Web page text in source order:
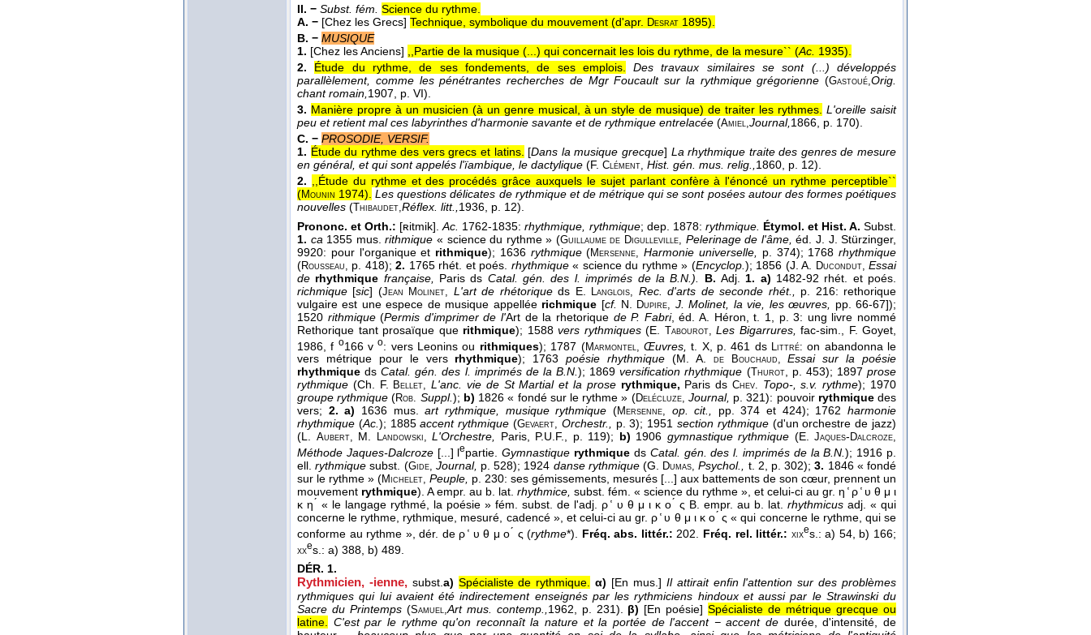
II. − Subst. fém. Science du rythme.
A. − [Chez les Grecs] Technique, symbolique du mouvement (d'apr. Desrat 1895).
B. − MUSIQUE
1. [Chez les Anciens] ,,Partie de la musique (...) qui concernait les lois du rythme, de la mesure`` (Ac. 1935).
2.
Étude du rythme, de ses fondements, de ses emplois.
Des travaux similaires se sont (...) développés
parallèlement, comme les pénétrantes recherches de Mgr Foucault sur la rythmique grégorienne (Gastoué, Orig.
chant romain, 1907 , p. VI).
3. Manière propre à un musicien (à un genre musical, à un style de musique) de traiter les rythmes. L'oreille saisit
peu et retient mal ces labyrinthes d'harmonie savante et de rythmique entrelacée (Amiel, Journal, 1866 , p. 170).
C. − PROSODIE, VERSIF.
1. Étude du rythme des vers grecs et latins. [Dans la musique grecque] La rhythmique traite des genres de mesure
en général, et qui sont appelés l'ïambique, le dactylique (F. Clément Hist. gén. mus. relig., 1860 , p. 12).
2.
,,Étude du rythme et des procédés grâce auxquels le sujet parlant confère à l'énoncé un rythme perceptible``
(Mounin 1974). Les questions délicates de rythmique et de métrique qui se sont posées autour des formes poétiques
nouvelles (Thibaudet, Réflex. litt., 1936 , p. 12).
Prononc. et Orth.: [ʀitmik].Ac. 1762-1835:rhythmique, rythmique; dep. 1878: rythmique. Étymol. et Hist. A.Subst.
1. ca 1355 mus.rithmique « science du rythme » (Guillaume de Digulleville, Pelerinage de l'âme,éd. J. J. Stürzinger,
9920: pour l'organique et rithmique); 1636 rythmique(Mersenne,Harmonie universelle, p. 374); 1768rhythmique
(Rousseau, p. 418);2. 1765 rhét. et poés. rhythmique« science du rythme » (Encyclop. ); 1856 (J. A. Ducondut,Essai
de rhythmique française, Paris ds Catal. gén. des l. imprimés de la B.N.). B. Adj. 1. a) 1482-92 rhét. et poés.
richmique [sic] (Jean Molinet, L'art de rhétoriqueds E. Langlois, Rec. d'arts de seconde rhét., p. 216: rethorique
vulgaire est une espece de musique appellée richmique [cf. N. Dupire, J. Molinet, la vie, les œuvres, pp. 66-67]);
1520 rithmique(Permis d'imprimer de l'Art de la rhetorique de P. Fabri, éd. A. Héron, t. 1, p. 3: ung livre nommé
Rethorique tant prosaïque que rithmique); 1588 vers rythmiques (E. Tabourot, Les Bigarrures, fac-sim., F. Goyet,
1986, f o166 vo: vers Leonins ou rithmiques); 1787 (Marmontel, Œuvres,t. X, p. 461 ds Littré:on abandonna le
vers métrique pour le vers rhythmique); 1763poésie rhythmique (M. A. de Bouchaud,Essai sur la poésie
rhythmiquedsCatal. gén. des l. imprimés de la B.N.); 1869versification rhythmique ( Thurot, p. 453); 1897prose
rythmique (Ch. F. Bellet,L'anc. vie de St Martial et la prose rythmique, Paris ds Chev. Topo-, s.v. rythme); 1970
groupe rythmique(Rob. Suppl.); b) 1826 « fondé sur le rythme » (Delécluze, Journal, p. 321): pouvoir rythmiquedes
vers; 2. a) 1636 mus.art rythmique, musique rythmique (Mersenne, op. cit., pp. 374 et 424); 1762harmonie
rhythmique (Ac.); 1885accent rythmique(Gevaert, Orchestr., p. 3); 1951section rythmique (d'un orchestre de jazz)
(L. Aubert, M. Landowski, L'Orchestre, Paris, P.U.F., p. 119); b) 1906 gymnastique rythmique (E. Jaques- Dalcroze,
Méthode Jaques-Dalcroze [...] lepartie.Gymnastique rythmique ds Catal. gén. des l. imprimés de la B.N.); 1916 p.
ell.rythmiquesubst. (Gide, Journal, p. 528); 1924 danse rythmique(G. Dumas,Psychol., t. 2, p. 302);3. 1846 « fondé
sur le rythme » (Michelet, Peuple, p. 230: ses gémissements, mesurés [...] aux battements de son cœur, prennent un
mouvement rythmique). A empr. au b. lat. rhythmice, subst. fém. « science du rythme », et celui-ci au gr. η ̔ ρ ̔ υ θ μ ι
κ η ́ « le langage rythmé, la poésie » fém. subst. de l'adj. ρ ̔ υ θ μ ι κ ο ́ ς B. empr. au b. lat. rhythmicus adj. « qui
concerne le rythme, rythmique, mesuré, cadencé », et celui-ci au gr. ρ ̔ υ θ μ ι κ ο ́ ς « qui concerne le rythme, qui se
conforme au rythme », dér. de ρ ̔ υ θ μ ο ́ ς (rythme*). Fréq. abs. littér.: 202. Fréq. rel. littér.: xixes.: a) 54, b) 166;
xxes.: a) 388, b) 489.
DÉR. 1.
Rythmicien, -ienne, subst.a) Spécialiste de rythmique. α) [En mus.] Il attirait enfin l'attention sur des problèmes
rythmiques qui lui avaient été indirectement enseignés par les rythmiciens hindoux et aussi par le Strawinski du
Sacre du Printemps (Samuel,Art mus. contemp.,1962, p. 231). β) [En poésie] Spécialiste de métrique grecque ou
latine. C'est par le rythme qu'on reconnaît la nature et la portée de l'accent − accent de durée, d'intensité, de